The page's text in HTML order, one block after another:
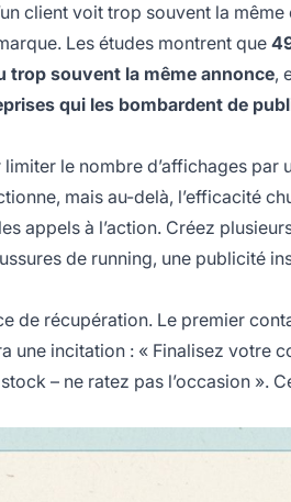
client voit trop souvent la
Les études montrent que
trop souvent la même annonce,
qui les bombardent de
limiter le nombre d’affichages par
mais au-delà, l’efficacité
appels à l’action. Créez
de running, une publicité
de récupération. Le premier
incitation : « Finalisez votre
– ne ratez pas l’occasion ».